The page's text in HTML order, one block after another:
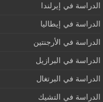
الدراسة في إيرلندا
الدراسة في إيطاليا
الدراسة في الأرجنتين
الدراسة في البرازيل
الدراسة في البرتغال
الدراسة في التشيك